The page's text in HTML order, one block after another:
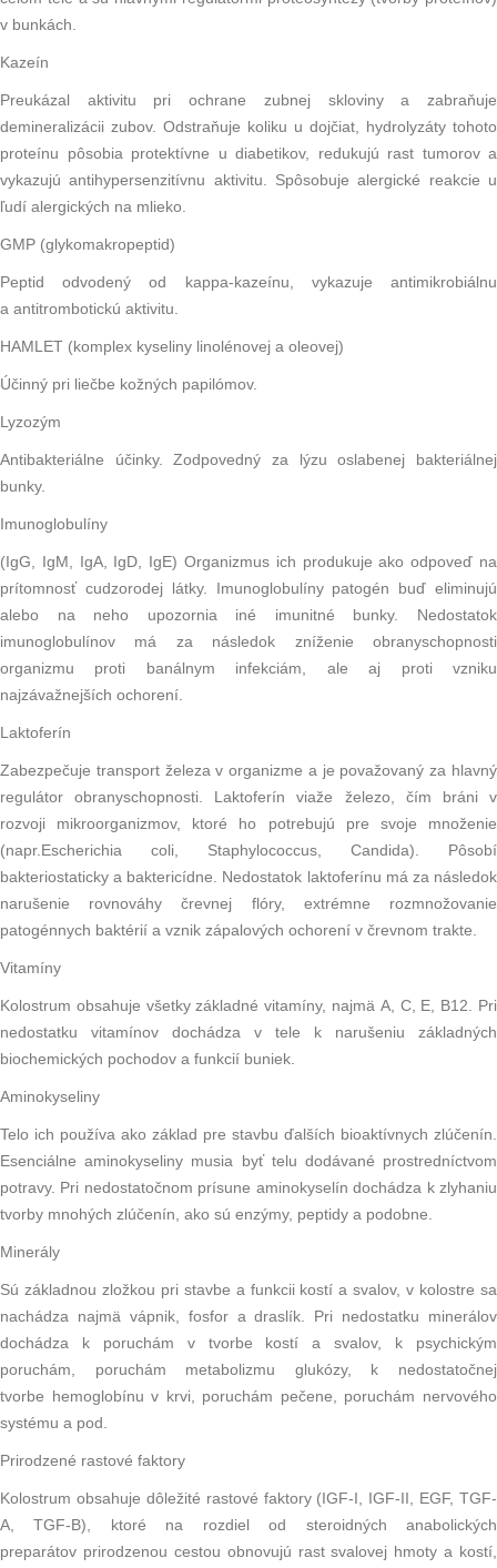
v bunkách.
Kazeín
Preukázal aktivitu pri ochrane zubnej sklovinya zabraňuje
demineralizácii zubov. Odstraňuje koliku u dojčiat, hydrolyzáty tohoto
proteínu pôsobia protektívne u diabetikov, redukujú rast tumorova
vykazujú antihypersenzitívnu aktivitu. Spôsobuje alergické reakcie u
ľudí alergických na mlieko.
GMP (glykomakropeptid)
Peptid odvodený od kappa-kazeínu, vykazuje antimikrobiálnu
a antitrombotickú aktivitu.
HAMLET (komplex kyseliny linolénovej a oleovej)
Účinný pri liečbe kožných papilómov.
Lyzozým
Antibakteriálne účinky. Zodpovedný za lýzu oslabenej bakteriálnej
bunky.
Imunoglobulíny
(IgG, IgM, IgA, IgD, IgE) Organizmus ich produkuje ako odpoveď na
prítomnosť cudzorodej látky. Imunoglobulíny patogén buď eliminujú
alebo na neho upozornia iné imunitné bunky. Nedostatok
imunoglobulínov má za následok zníženie obranyschopnosti
organizmu proti banálnym infekciám, ale aj proti vzniku
najzávažnejších ochorení.
Laktoferín
Zabezpečuje transport železa v organizme a je považovaný za hlavný
regulátor obranyschopnosti. Laktoferín viaže železo, čím bráni v
rozvoji mikroorganizmov, ktoré ho potrebujú pre svoje množenie
(napr.Escherichia coli, Staphylococcus, Candida). Pôsobí
bakteriostaticky a baktericídne. Nedostatok laktoferínu má za následok
narušenie rovnováhy črevnej flóry, extrémne rozmnožovanie
patogénnych baktérií a vznik zápalových ochorení v črevnom trakte.
Vitamíny
Kolostrum obsahuje všetky základnévitamíny, najmä A, C, E, B12. Pri
nedostatku vitamínov dochádza v tele k narušeniu základných
biochemických pochodov a funkcií buniek.
Aminokyseliny
Telo ich používa ako základ pre stavbu ďalších bioaktívnych zlúčenín.
Esenciálne aminokyseliny musia byť telu dodávané prostredníctvom
potravy. Pri nedostatočnom prísune aminokyselín dochádza k zlyhaniu
tvorby mnohých zlúčenín, ako sú enzýmy, peptidy a podobne.
Minerály
Sú základnou zložkou pri stavbe a funkcii kostí a svalov, v kolostre sa
nachádza najmä vápnik, fosforadraslík. Pri nedostatku minerálov
dochádza k poruchám v tvorbe kostí a svalov, k psychickým
poruchám, poruchám metabolizmu glukózy, k nedostatočnej
tvorbe hemoglobínu v krvi, poruchám pečene, poruchám nervového
systému a pod.
Prirodzené rastové faktory
Kolostrum obsahuje dôležité rastové faktory (IGF-I, IGF-II, EGF, TGF-
A, TGF-B), ktoré na rozdiel od steroidných anabolických
preparátov prirodzenou cestou obnovujú rast svalovej hmoty a kostí,